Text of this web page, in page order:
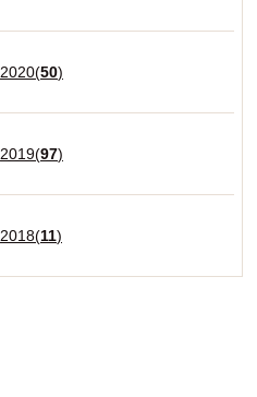
2020(50)
2019(97)
2018(11)